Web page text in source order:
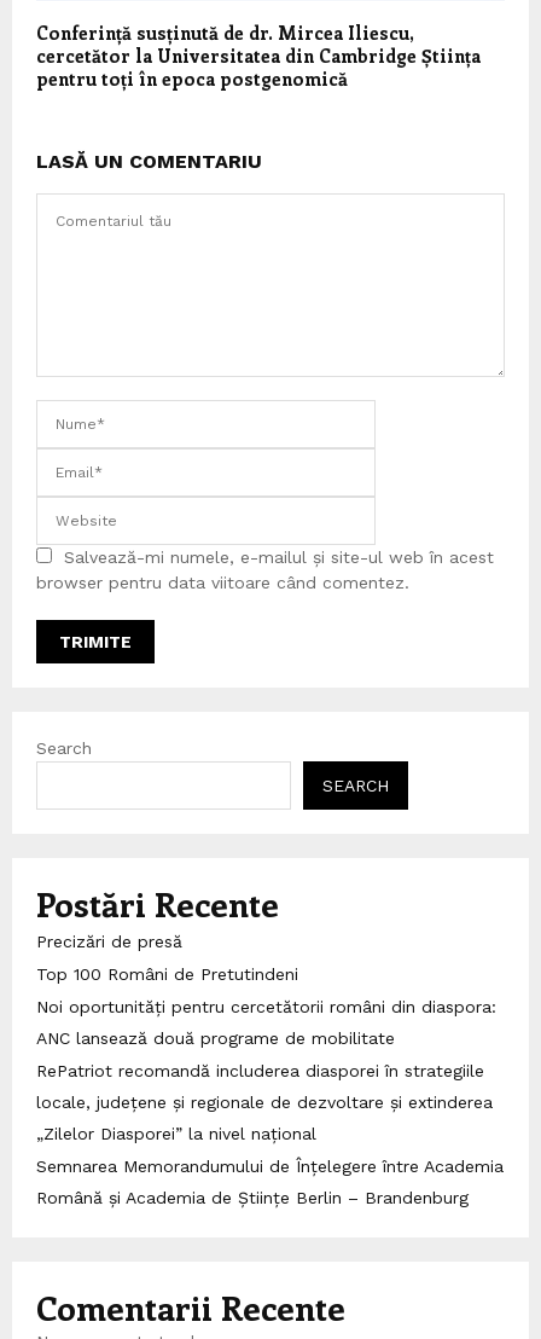
Conferință susținută de dr. Mircea Iliescu,
cercetător la Universitatea din Cambridge Știința
pentru toți în epoca postgenomică
LASĂ UN COMENTARIU
Salvează-mi numele, e-mailul și site-ul web în acest
browser pentru data viitoare când comentez.
Search
SEARCH
Postări Recente
Precizări de presă
Top 100 Români de Pretutindeni
Noi oportunități pentru cercetătorii români din diaspora:
ANC lansează două programe de mobilitate
RePatriot recomandă includerea diasporei în strategiile
locale, județene și regionale de dezvoltare și extinderea
„Zilelor Diasporei” la nivel național
Semnarea Memorandumului de Înțelegere între Academia
Română și Academia de Științe Berlin – Brandenburg
Comentarii Recente